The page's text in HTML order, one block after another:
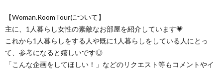
【Woman.RoomTourについて】
主に、1人暮らし女性の素敵なお部屋を紹介しています💗
これから1人暮らしをする人や既に1人暮らしをしている人にとっ
て、参考になると嬉しいです◎
「こんな企画をしてほしい！」などのリクエスト等もコメントやイ